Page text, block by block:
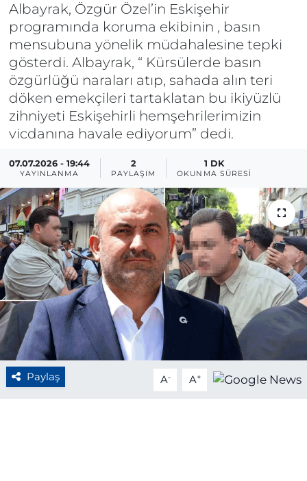
Albayrak, Özgür Özel’in Eskişehir
programında koruma ekibinin , basın
mensubuna yönelik müdahalesine tepki
gösterdi. Albayrak, “ Kürsülerde basın
özgürlüğü naraları atıp, sahada alın teri
döken emekçileri tartaklatan bu ikiyüzlü
zihniyeti Eskişehirli hemşehrilerimizin
vicdanına havale ediyorum” dedi.
07.07.2026 - 19:44
YAYINLANMA
2
PAYLAŞIM
1 DK
OKUNMA SÜRESI
Paylaş A- A+
RESMİ İLAN
EĞİTİM
SAĞLIK
TEKNOLOJİ
BÖLGE
DÜNYA
GENEL
GÜNCEL
RESMİ İLAN
Son Dakika Haberleri
Haber Arşivi